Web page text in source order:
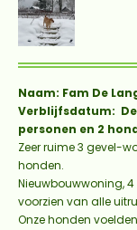
Naam: Fam De
Verblijfsdatum:
personen en 2
Zeer ruime 3 gevel-
honden.
Nieuwbouwwoning,
voorzien van alle
Onze honden